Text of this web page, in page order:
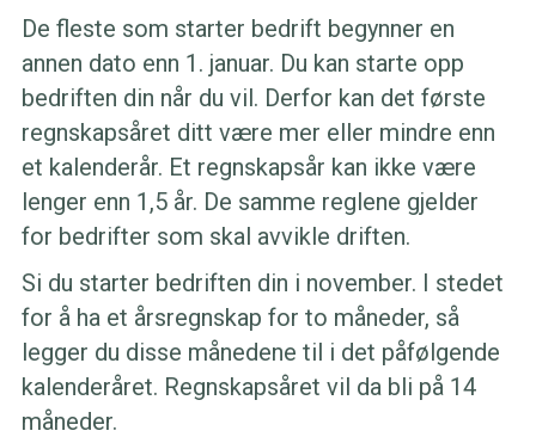
De fleste som starter bedrift begynner en
annen dato enn 1. januar. Du kan starte opp
bedriften din når du vil. Derfor kan det første
regnskapsåret ditt være mer eller mindre enn
et kalenderår. Et regnskapsår kan ikke være
lenger enn 1,5 år. De samme reglene gjelder
for bedrifter som skal avvikle driften.
Si du starter bedriften din i november. I stedet
for å ha et årsregnskap for to måneder, så
legger du disse månedene til i det påfølgende
kalenderåret. Regnskapsåret vil da bli på 14
måneder.